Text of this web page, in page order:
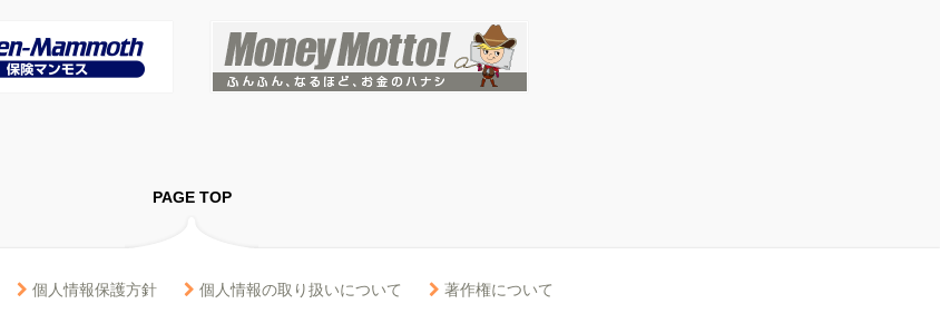
PAGE TOP
個人情報保護方針 個人情報の取り扱いについて 著作権について